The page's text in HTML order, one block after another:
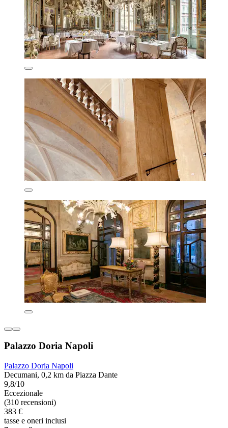
Palazzo Doria Napoli
Palazzo Doria Napoli
Decumani, 0,2 km da Piazza Dante
9,8/10
Eccezionale
(310 recensioni)
383 €
tasse e oneri inclusi